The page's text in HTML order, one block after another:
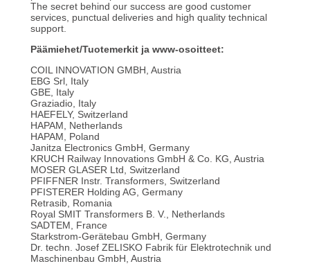
The secret behind our success are good customer
services, punctual deliveries and high quality technical
support.
Päämiehet/Tuotemerkit ja www-osoitteet:
COIL INNOVATION GMBH, Austria
EBG Srl, Italy
GBE, Italy
Graziadio, Italy
HAEFELY, Switzerland
HAPAM, Netherlands
HAPAM, Poland
Janitza Electronics GmbH, Germany
KRUCH Railway Innovations GmbH & Co. KG, Austria
MOSER GLASER Ltd, Switzerland
PFIFFNER Instr. Transformers, Switzerland
PFISTERER Holding AG, Germany
Retrasib, Romania
Royal SMIT Transformers B. V., Netherlands
SADTEM, France
Starkstrom-Gerätebau GmbH, Germany
Dr. techn. Josef ZELISKO Fabrik für Elektrotechnik und
Maschinenbau GmbH, Austria